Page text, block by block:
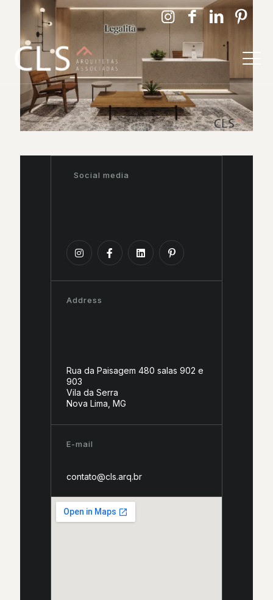
Social media
Address
Rua da Paisagem 480 salas 902 e
903
Vila da Serra
Nova Lima, MG
E-mail
contato@cls.arq.br